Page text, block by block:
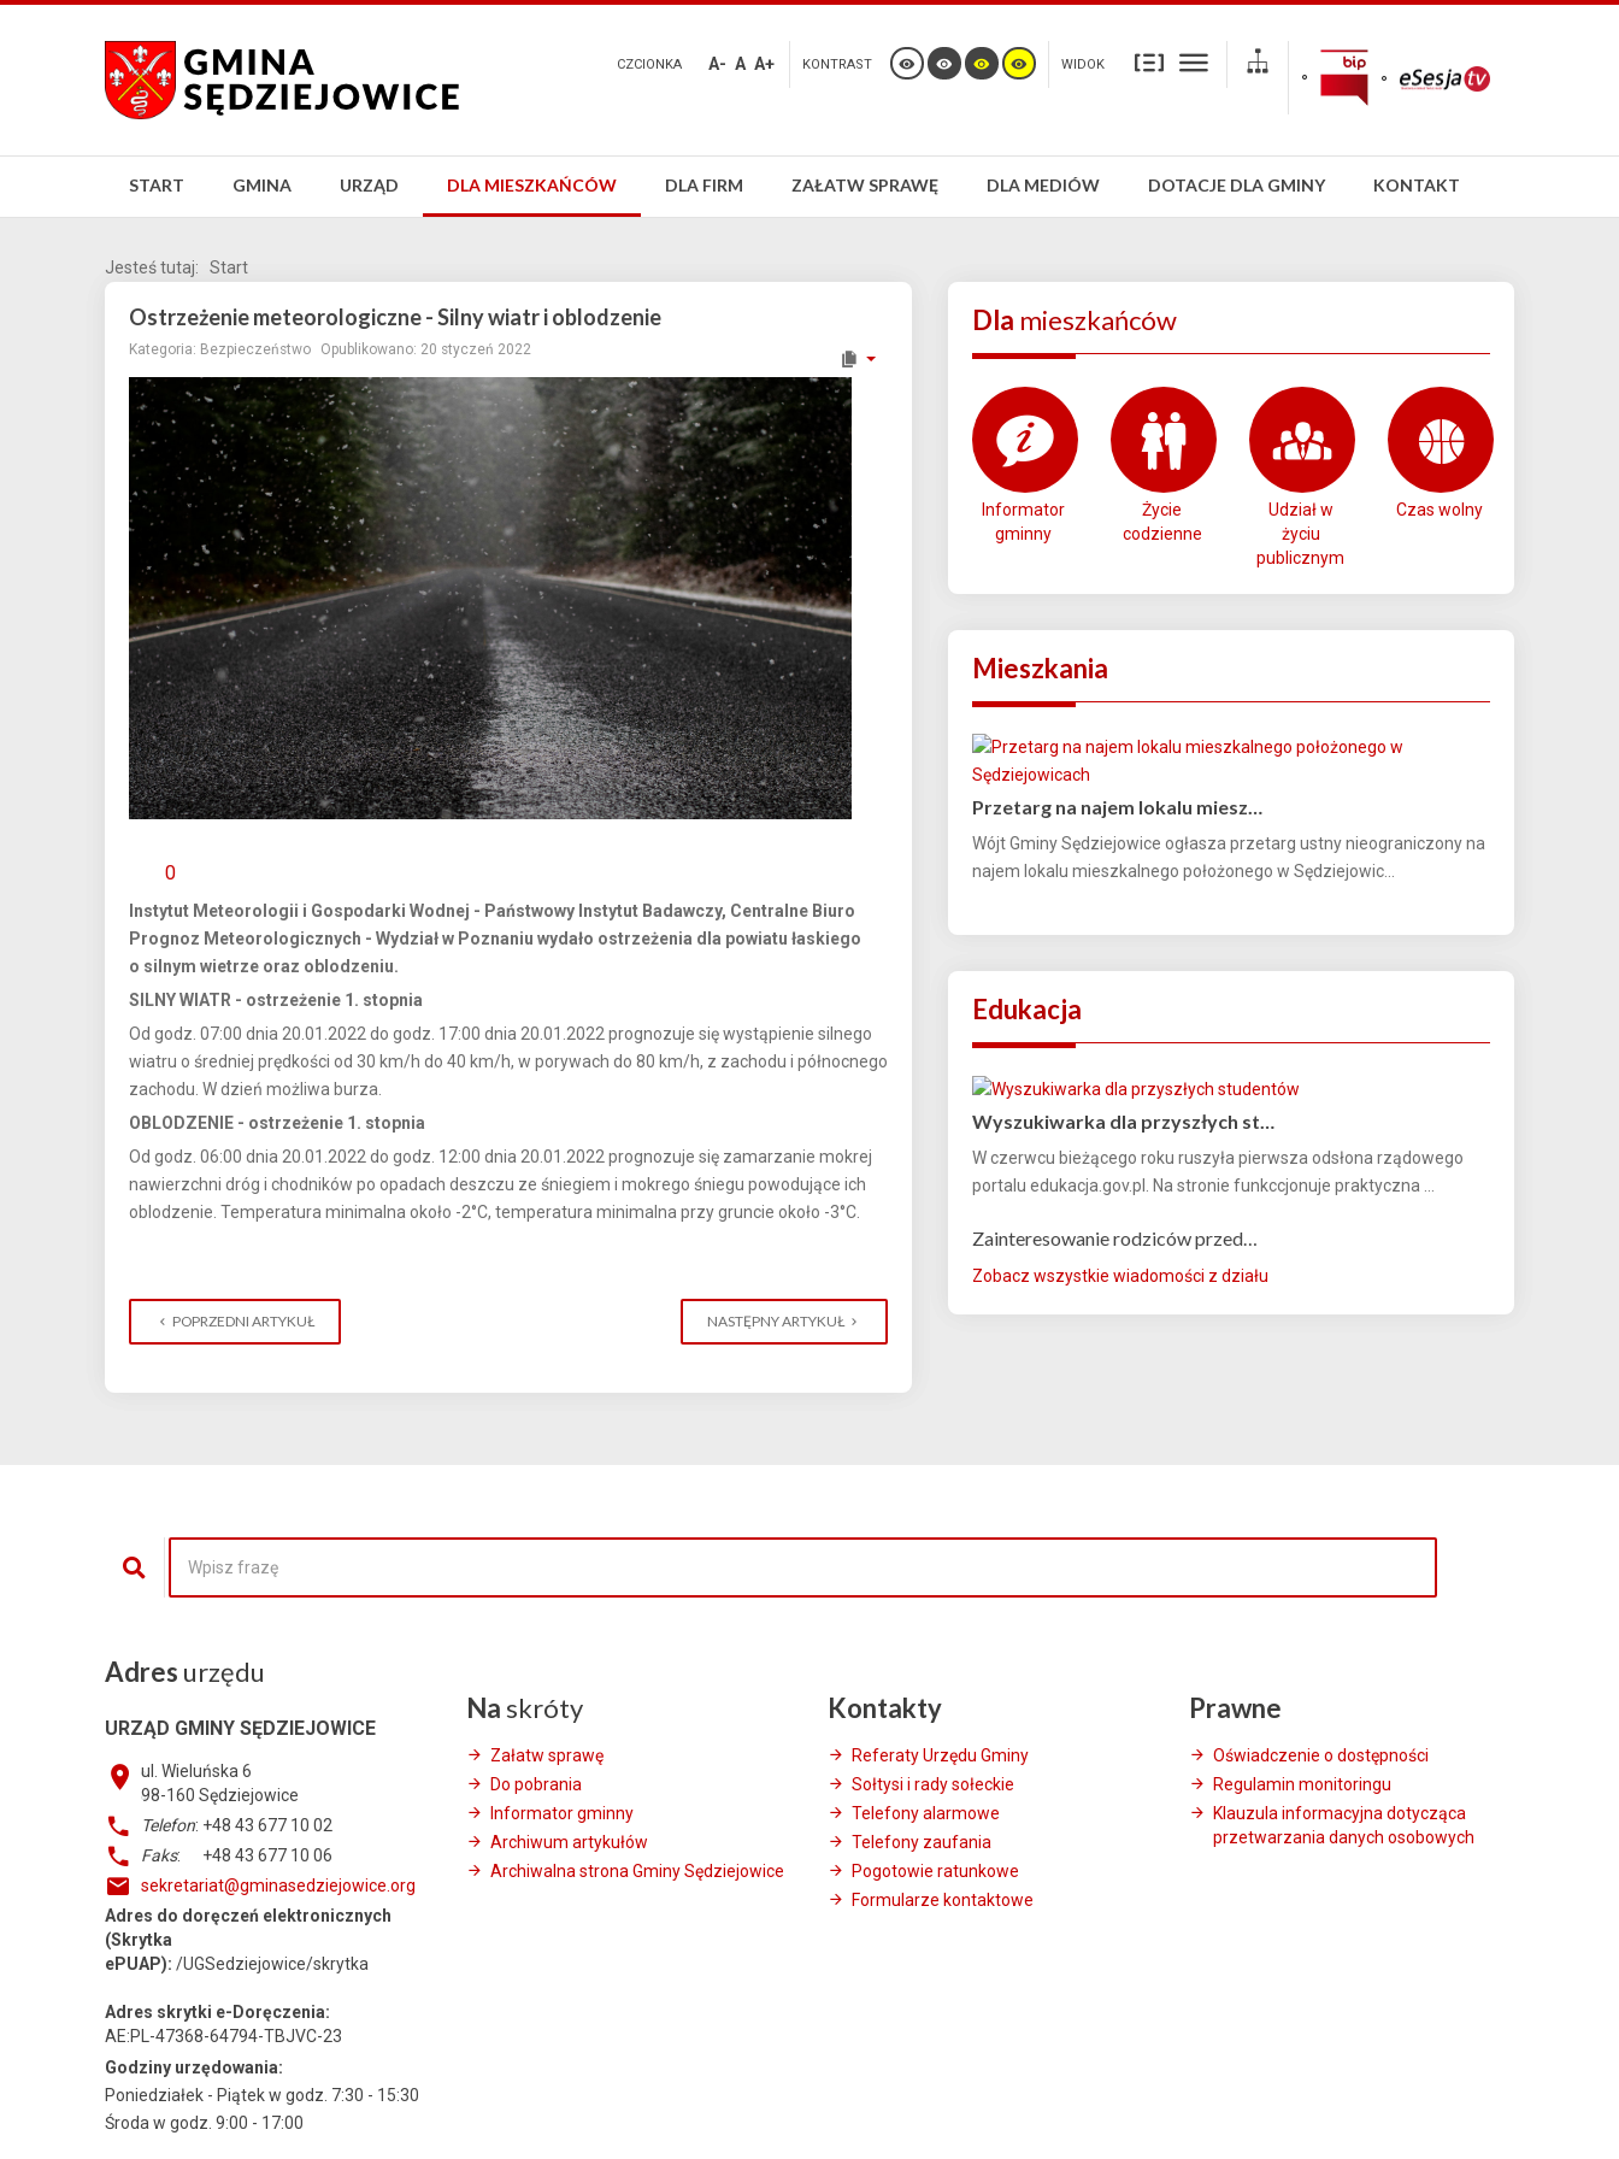
CZCIONKA A- A A+ KONTRAST WIDOK
START GMINA URZĄD DLA MIESZKAŃCÓW DLA FIRM ZAŁATW SPRAWĘ DLA MEDIÓW DOTACJE DLA GMINY KONTAKT
Jesteś tutaj: Start
Ostrzeżenie meteorologiczne - Silny wiatr i oblodzenie
Kategoria: Bezpieczeństwo Opublikowano: 20 styczeń 2022
0
Instytut Meteorologii i Gospodarki Wodnej - Państwowy Instytut Badawczy, Centralne Biuro
Prognoz Meteorologicznych - Wydział w Poznaniu wydało ostrzeżenia dla powiatu łaskiego
o silnym wietrze oraz oblodzeniu.
SILNY WIATR - ostrzeżenie 1. stopnia
Od godz. 07:00 dnia 20.01.2022 do godz. 17:00 dnia 20.01.2022 prognozuje się wystąpienie silnego
wiatru o średniej prędkości od 30 km/h do 40 km/h, w porywach do 80 km/h, z zachodu i północnego
zachodu. W dzień możliwa burza.
OBLODZENIE - ostrzeżenie 1. stopnia
Od godz. 06:00 dnia 20.01.2022 do godz. 12:00 dnia 20.01.2022 prognozuje się zamarzanie mokrej
nawierzchni dróg i chodników po opadach deszczu ze śniegiem i mokrego śniegu powodujące ich
oblodzenie. Temperatura minimalna około -2°C, temperatura minimalna przy gruncie około -3°C.
POPRZEDNI ARTYKUŁ NASTĘPNY ARTYKUŁ
Dla mieszkańców
Informator
gminny
Życie
codzienne
Udział w
życiu
publicznym
Czas wolny
Mieszkania
Przetarg na najem lokalu miesz…
Wójt Gminy Sędziejowice ogłasza przetarg ustny nieograniczony na
najem lokalu mieszkalnego położonego w Sędziejowic...
Edukacja
Wyszukiwarka dla przyszłych st…
W czerwcu bieżącego roku ruszyła pierwsza odsłona rządowego
portalu edukacja.gov.pl. Na stronie funkccjonuje praktyczna ...
Zainteresowanie rodziców przed…
Zobacz wszystkie wiadomości z działu
Adres urzędu
URZĄD GMINY SĘDZIEJOWICE
ul. Wieluńska 6
98-160 Sędziejowice
Telefon: +48 43 677 10 02
Faks: +48 43 677 10 06
sekretariat@gminasedziejowice.org
Adres do doręczeń elektronicznych
(Skrytka
ePUAP): /UGSedziejowice/skrytka
Adres skrytki e-Doręczenia:
AE:PL-47368-64794-TBJVC-23
Godziny urzędowania:
Poniedziałek - Piątek w godz. 7:30 - 15:30
Środa w godz. 9:00 - 17:00
Na skróty
Załatw sprawę
Do pobrania
Informator gminny
Archiwum artykułów
Archiwalna strona Gminy Sędziejowice
Kontakty
Referaty Urzędu Gminy
Sołtysi i rady sołeckie
Telefony alarmowe
Telefony zaufania
Pogotowie ratunkowe
Formularze kontaktowe
Prawne
Oświadczenie o dostępności
Regulamin monitoringu
Klauzula informacyjna dotycząca
przetwarzania danych osobowych